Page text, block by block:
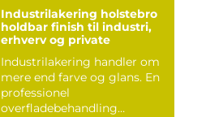
Industrilakering holstebro
holdbar finish til industri,
erhverv og private
Industrilakering handler om
mere end farve og glans. En
professionel
overfladebehandling